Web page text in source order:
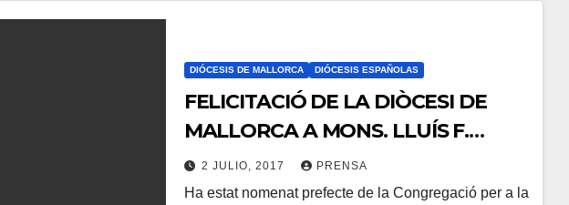
E
N
T
DIÓCESIS DE MALLORCA DIÓCESIS ESPAÑOLAS
FELICITACIÓ DE LA DIÒCESI DE
MALLORCA A MONS. LLUÍS F.
LADÀRIA FERRER
2 JULIO, 2017 PRENSA
N
Ha estat nomenat prefecte de la Congregació per a la